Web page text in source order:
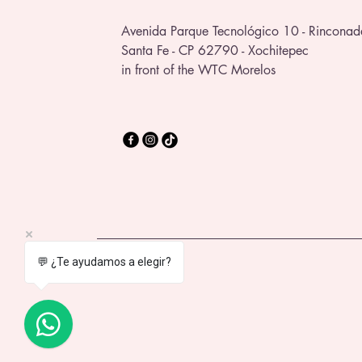
Avenida Parque Tecnológico 10 -
Santa Fe - CP 62790 - Xochitepec
in front of the WTC Morelos
💬 ¿Te ayudamos a elegir?